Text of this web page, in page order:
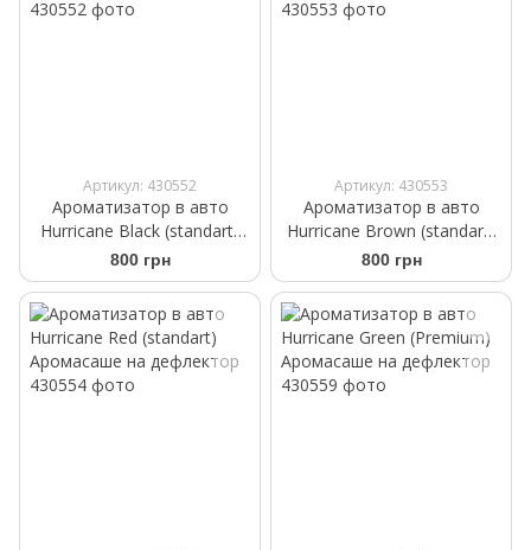
Артикул: 430552
Ароматизатор в авто
Hurricane Black (standart)
Аромасаше на дефлектор
800 грн
Артикул: 430553
Ароматизатор в авто
Hurricane Brown (standart)
Аромасаше на дефлектор
800 грн